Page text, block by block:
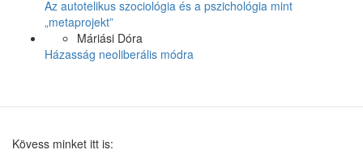
Az autotelikus szociológia és a pszichológia mint
„metaprojekt”
Máriási Dóra
Házasság neoliberális módra
Kövess minket itt is: